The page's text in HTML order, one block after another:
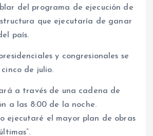
del programa de ejecución de
que ejecutaría de ganar
país.
y congresionales se
de julio.
a través de una cadena de
a las 8:00 de la noche.
ejecutaré el mayor plan de obras